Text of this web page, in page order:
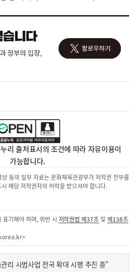
리 출처표시의 조건에 따라 자유이용이
가능합니다.
등의 일부 자료는 문화체육관광부가 저작권 전부를
해당 저작권자의 허락을 받으셔야 합니다.
표기해야 하며, 위반 시 저작권법 제37조 및제138조
>
리 시범사업 전국 확대 시행 추진 중”